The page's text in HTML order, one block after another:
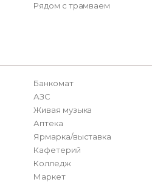
Рядом с трамваем
Банкомат
АЗС
Живая музыка
Аптека
Ярмарка/выставка
Кафетерий
Колледж
Маркет